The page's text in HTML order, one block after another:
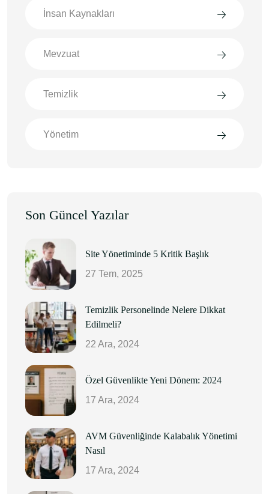
İnsan Kaynakları
Mevzuat
Temizlik
Yönetim
Son Güncel Yazılar
Site Yönetiminde 5 Kritik Başlık
27 Tem, 2025
Temizlik Personelinde Nelere Dikkat
Edilmeli?
22 Ara, 2024
Özel Güvenlikte Yeni Dönem: 2024
17 Ara, 2024
AVM Güvenliğinde Kalabalık Yönetimi
Nasıl
17 Ara, 2024